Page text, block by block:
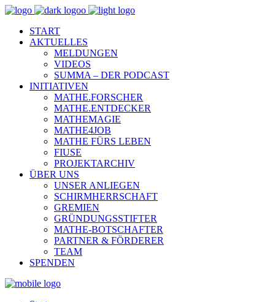
START
AKTUELLES
MELDUNGEN
VIDEOS
SUMMA – DER PODCAST
INITIATIVEN
MATHE.FORSCHER
MATHE.ENTDECKER
MATHEMAGIE
MATHE4JOB
MATHE FÜRS LEBEN
FIUSE
PROJEKTARCHIV
ÜBER UNS
UNSER ANLIEGEN
SCHIRMHERRSCHAFT
GREMIEN
GRÜNDUNGSSTIFTER
MATHE-BOTSCHAFTER
PARTNER & FÖRDERER
TEAM
SPENDEN